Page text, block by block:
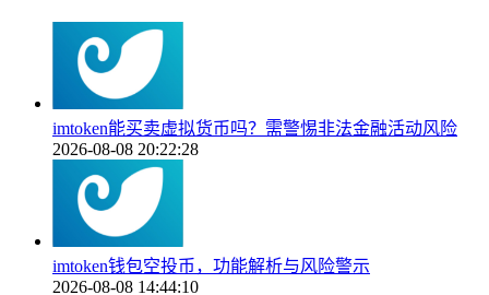
imtoken能买卖虚拟货币吗？需警惕非法金融活动风险
2026-08-08 20:22:28
imtoken钱包空投币，功能解析与风险警示
2026-08-08 14:44:10